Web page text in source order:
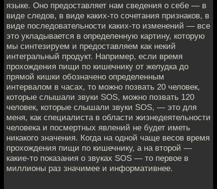
языке. Оно предоставляет нам сведения о себе — в
виде следов, в виде каких-то сочетания признаков, в
виде последовательности каких-то изменений — все
это укладывается в определенную картину, которую
мы синтезируем и предоставляем как некий
интегральный продукт. Например, если время
прохождения пищи по кишечнику от желудка до
прямой кишки обозначено определенным
интервалом в часах, то можно позвать 20 человек,
которые слышали звуки SOS, можно позвать 120
человек, которые слышали звуки SOS, — это для
меня, как специалиста в области жизнедеятельности
человека и посмертных явлений не будет иметь
никакого значения. Когда на одной чаще весов время
прохождения пищи по кишечнику, а на второй —
какие-то показания о звуках SOS — то первое в
миллионы раз значимее и информативнее.